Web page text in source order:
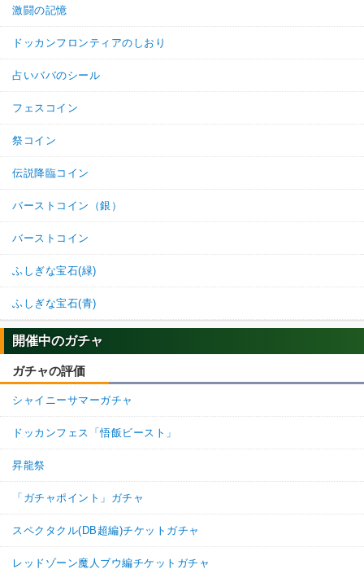
激闘の記憶
ドッカンフロンティアのしおり
占いババのシール
フェスコイン
祭コイン
伝説降臨コイン
バーストコイン（銀）
バーストコイン
ふしぎな宝石(緑)
ふしぎな宝石(青)
開催中のガチャ
ガチャの評価
シャイニーサマーガチャ
ドッカンフェス「悟飯ビースト」
昇龍祭
「ガチャポイント」ガチャ
スペクタクル(DB超編)チケットガチャ
レッドゾーン魔人ブウ編チケットガチャ